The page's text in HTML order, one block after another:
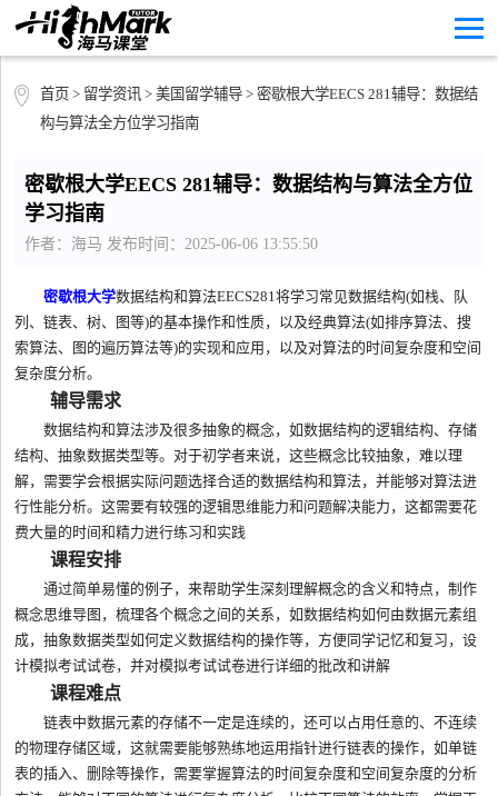
首页 > 留学资讯> 美国留学辅导> 密歇根大学EECS 281辅导：数据结
构与算法全方位学习指南
密歇根大学EECS 281辅导：数据结构与算法全方位
学习指南
作者：海马 发布时间：2025-06-06 13:55:50
密歇根大学数据结构和算法EECS281将学习常见数据结构(如栈、队
列、链表、树、图等)的基本操作和性质，以及经典算法(如排序算法、搜
索算法、图的遍历算法等)的实现和应用，以及对算法的时间复杂度和空间
复杂度分析。
辅导需求
数据结构和算法涉及很多抽象的概念，如数据结构的逻辑结构、存储
结构、抽象数据类型等。对于初学者来说，这些概念比较抽象，难以理
解，需要学会根据实际问题选择合适的数据结构和算法，并能够对算法进
行性能分析。这需要有较强的逻辑思维能力和问题解决能力，这都需要花
费大量的时间和精力进行练习和实践
课程安排
通过简单易懂的例子，来帮助学生深刻理解概念的含义和特点，制作
概念思维导图，梳理各个概念之间的关系，如数据结构如何由数据元素组
成，抽象数据类型如何定义数据结构的操作等，方便同学记忆和复习，设
计模拟考试试卷，并对模拟考试试卷进行详细的批改和讲解
课程难点
链表中数据元素的存储不一定是连续的，还可以占用任意的、不连续
的物理存储区域，这就需要能够熟练地运用指针进行链表的操作，如单链
表的插入、删除等操作，需要掌握算法的时间复杂度和空间复杂度的分析